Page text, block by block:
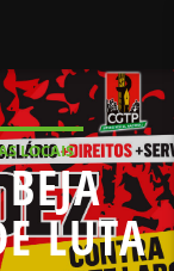
LOCAIS
LUTA